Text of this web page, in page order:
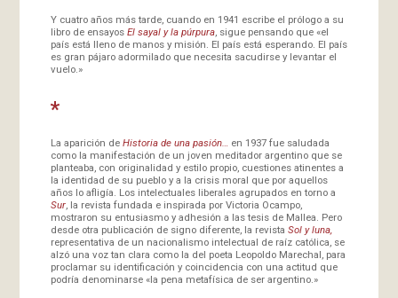
Y cuatro años más tarde, cuando en 1941 escribe el prólogo a su
libro de ensayos El sayal y la púrpura, sigue pensando que «el
país está lleno de manos y misión. El país está esperando. El país
es gran pájaro adormilado que necesita sacudirse y levantar el
vuelo.»
*
La aparición de Historia de una pasión… en 1937 fue saludada
como la manifestación de un joven meditador argentino que se
planteaba, con originalidad y estilo propio, cuestiones atinentes a
la identidad de su pueblo y a la crisis moral que por aquellos
años lo afligía. Los intelectuales liberales agrupados en torno a
Sur, la revista fundada e inspirada por Victoria Ocampo,
mostraron su entusiasmo y adhesión a las tesis de Mallea. Pero
desde otra publicación de signo diferente, la revista Sol y luna,
representativa de un nacionalismo intelectual de raíz católica, se
alzó una voz tan clara como la del poeta Leopoldo Marechal, para
proclamar su identificación y coincidencia con una actitud que
podría denominarse «la pena metafísica de ser argentino.»